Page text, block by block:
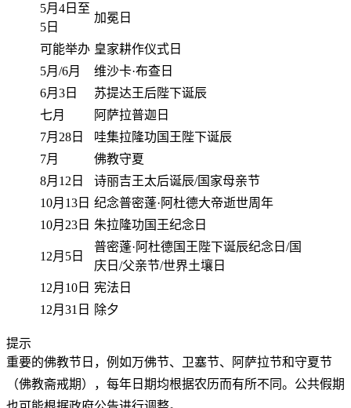
5月4日至
5日
加冕日
可能举办 皇家耕作仪式日
5月/6月
维沙卡·布查日
6月3日
苏提达王后陛下诞辰
七月
阿萨拉普迦日
7月28日
哇集拉隆功国王陛下诞辰
7月
佛教守夏
8月12日
诗丽吉王太后诞辰/国家母亲节
10月13日 纪念普密蓬·阿杜德大帝逝世周年
10月23日 朱拉隆功国王纪念日
12月5日
普密蓬·阿杜德国王陛下诞辰纪念日/国
庆日/父亲节/世界土壤日
12月10日 宪法日
12月31日
除夕
提示
重要的佛教节日，例如万佛节、卫塞节、阿萨拉节和守夏节
（佛教斋戒期），每年日期均根据农历而有所不同。公共假期